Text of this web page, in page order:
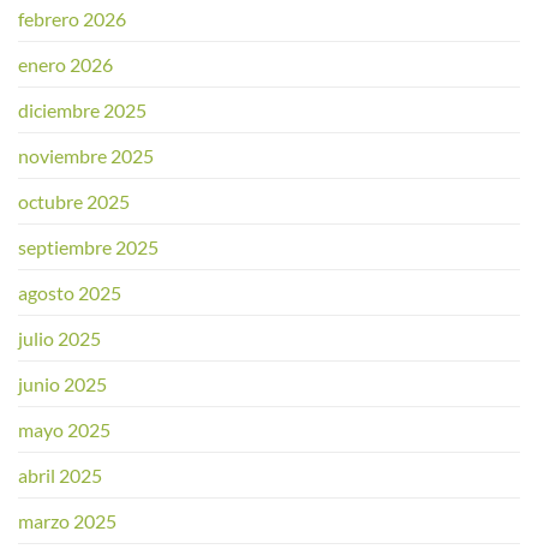
febrero 2026
enero 2026
diciembre 2025
noviembre 2025
octubre 2025
septiembre 2025
agosto 2025
julio 2025
junio 2025
mayo 2025
abril 2025
marzo 2025